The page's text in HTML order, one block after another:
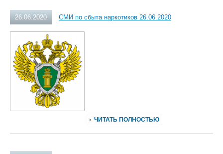
26.06.2020 СМИ по сбыта наркотиков 26.06.2020
ЧИТАТЬ ПОЛНОСТЬЮ